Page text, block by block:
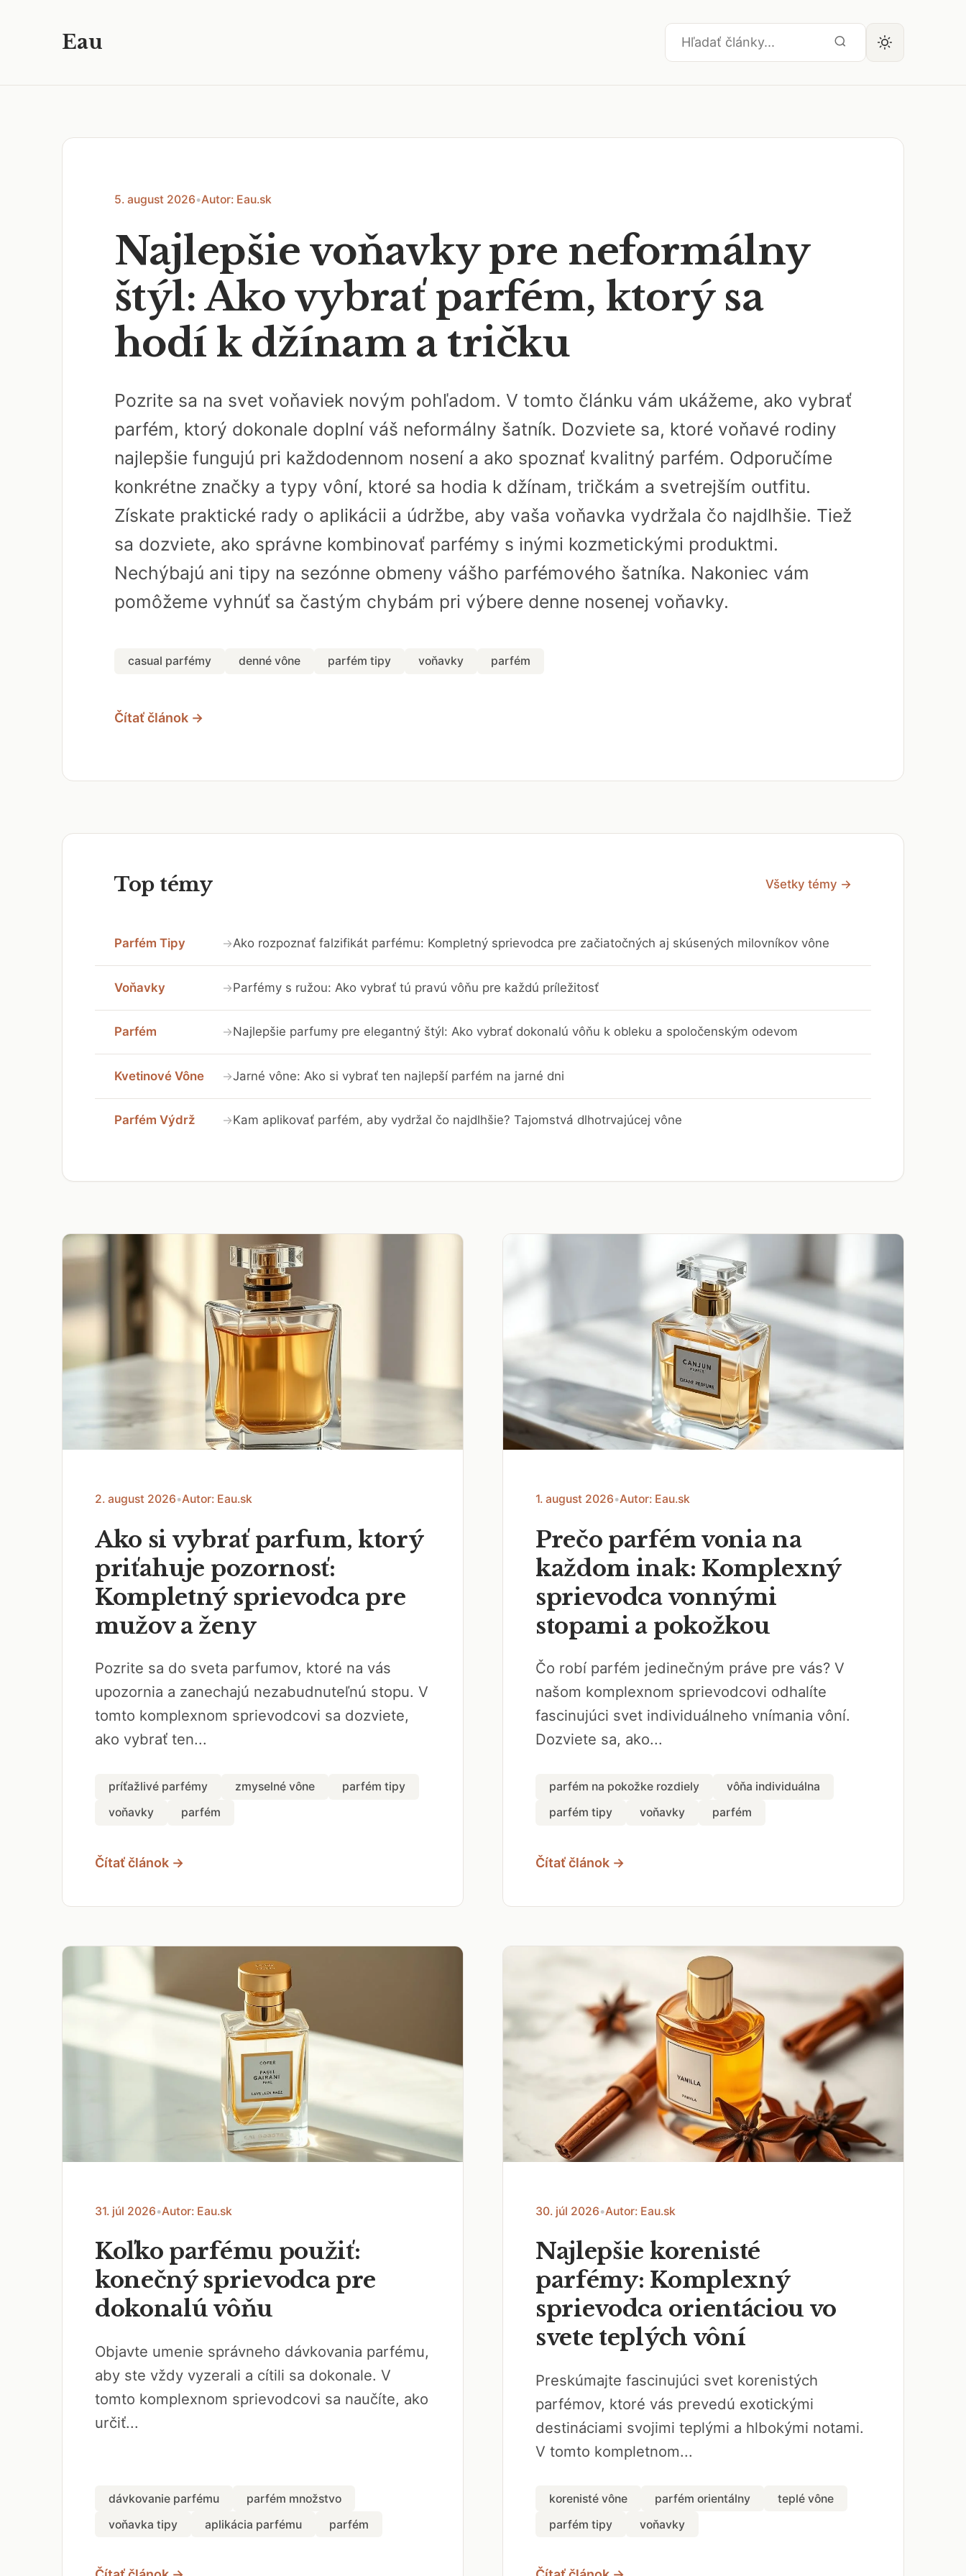
Eau
5. august 2026•Autor: Eau.sk
Najlepšie voňavky pre neformálny
štýl: Ako vybrať parfém, ktorý sa
hodí k džínam a tričku
Pozrite sa na svet voňaviek novým pohľadom. V tomto článku vám ukážeme, ako vybrať
parfém, ktorý dokonale doplní váš neformálny šatník. Dozviete sa, ktoré voňavé rodiny
najlepšie fungujú pri každodennom nosení a ako spoznať kvalitný parfém. Odporučíme
konkrétne značky a typy vôní, ktoré sa hodia k džínam, tričkám a svetrejším outfitu.
Získate praktické rady o aplikácii a údržbe, aby vaša voňavka vydržala čo najdlhšie. Tiež
sa dozviete, ako správne kombinovať parfémy s inými kozmetickými produktmi.
Nechýbajú ani tipy na sezónne obmeny vášho parfémového šatníka. Nakoniec vám
pomôžeme vyhnúť sa častým chybám pri výbere denne nosenej voňavky.
casual parfémy denné vône parfém tipy voňavky parfém
Čítať článok →
Top témy Všetky témy →
Parfém Tipy →Ako rozpoznať falzifikát parfému: Kompletný sprievodca pre začiatočných aj skúsených milovníkov vône
Voňavky →Parfémy s ružou: Ako vybrať tú pravú vôňu pre každú príležitosť
Parfém →Najlepšie parfumy pre elegantný štýl: Ako vybrať dokonalú vôňu k obleku a spoločenským odevom
Kvetinové Vône →Jarné vône: Ako si vybrať ten najlepší parfém na jarné dni
Parfém Výdrž →Kam aplikovať parfém, aby vydržal čo najdlhšie? Tajomstvá dlhotrvajúcej vône
2. august 2026•Autor: Eau.sk
Ako si vybrať parfum, ktorý
priťahuje pozornosť:
Kompletný sprievodca pre
mužov a ženy
Pozrite sa do sveta parfumov, ktoré na vás
upozornia a zanechajú nezabudnuteľnú stopu. V
tomto komplexnom sprievodcovi sa dozviete,
ako vybrať ten...
príťažlivé parfémy zmyselné vône
parfém tipy
voňavky
parfém
Čítať článok →
1. august 2026•Autor: Eau.sk
Prečo parfém vonia na
každom inak: Komplexný
sprievodca vonnými
stopami a pokožkou
Čo robí parfém jedinečným práve pre vás? V
našom komplexnom sprievodcovi odhalíte
fascinujúci svet individuálneho vnímania vôní.
Dozviete sa, ako...
parfém na pokožke rozdiely
vôňa individuálna
parfém tipy
voňavky parfém
Čítať článok →
31. júl 2026•Autor: Eau.sk
Koľko parfému použiť:
konečný sprievodca pre
dokonalú vôňu
Objavte umenie správneho dávkovania parfému,
aby ste vždy vyzerali a cítili sa dokonale. V
tomto komplexnom sprievodcovi sa naučíte, ako
určiť...
dávkovanie parfému
parfém množstvo
voňavka tipy
aplikácia parfému parfém
30. júl 2026•Autor: Eau.sk
Najlepšie korenisté
parfémy: Komplexný
sprievodca orientáciou vo
svete teplých vôní
Preskúmajte fascinujúci svet korenistých
parfémov, ktoré vás prevedú exotickými
destináciami svojimi teplými a hlbokými notami.
V tomto kompletnom...
korenisté vône parfém orientálny
teplé vône
parfém tipy
voňavky